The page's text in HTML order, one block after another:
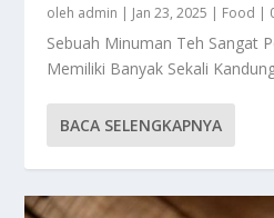
oleh admin | Jan 23, 2025 | Food |
Sebuah Minuman Teh Sangat
Memiliki Banyak Sekali
BACA SELENGKAPNYA